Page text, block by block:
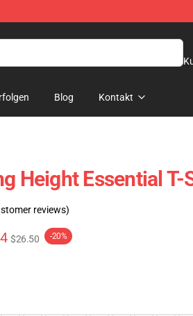
Blog Kontakt
Height Essential T-
reviews)
$26.50 -20%